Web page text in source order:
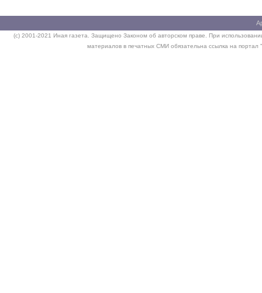
(c) 2001-2021 Иная газета. Защищено Законом об авторском праве. При
материалов в печатных СМИ обязательна ссылка на